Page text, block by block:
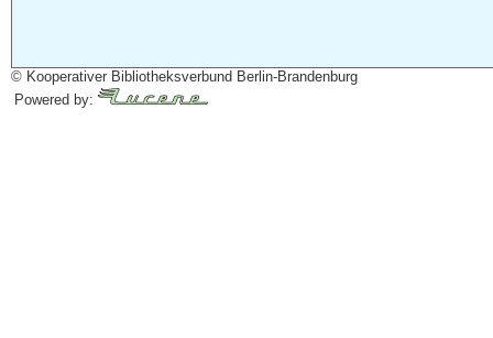
© Kooperativer Bibliotheksverbund Berlin-Brandenburg
Powered by: